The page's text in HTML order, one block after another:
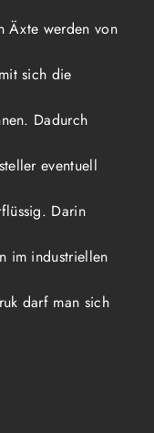
Äxte werden von
sich die
Dadurch
eventuell
Darin
im industriellen
darf man sich